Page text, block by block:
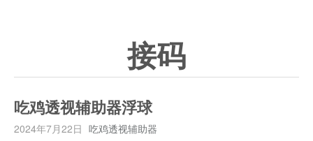
接码
吃鸡透视辅助器浮球
2024年7月22日 吃鸡透视辅助器